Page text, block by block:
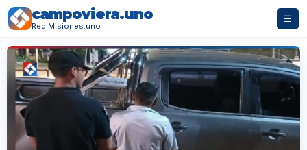
campoviera.uno
Red Misiones.uno
☰